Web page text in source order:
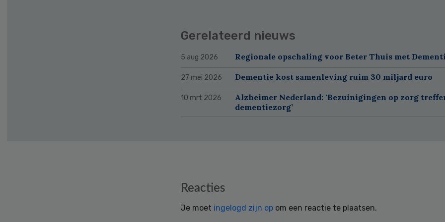
Gerelateerd nieuws
5 aug 2026 Regionale opschaling voor Beter Thuis met
27 mei 2026 Dementie kost samenleving ruim 30 miljard euro
10 mrt 2026
Alzheimer Nederland: 'Bezuinigingen op zorg
dementiezorg’
Reacties
Je moet ingelogd zijn op om een reactie te plaatsen.